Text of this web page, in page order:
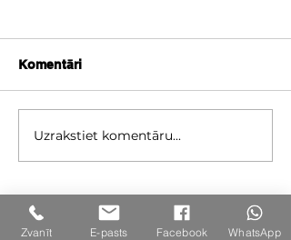
Komentāri
Uzrakstiet komentāru...
Zvanīt E-pasts Facebook WhatsApp